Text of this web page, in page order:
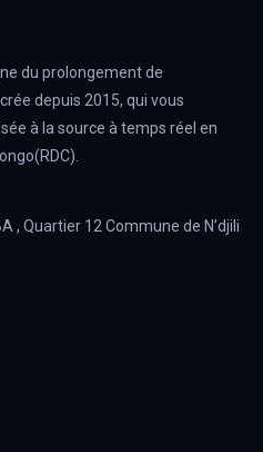
du prolongement de
depuis 2015, qui vous
à la source à temps réel en
, Quartier 12 Commune de N’djili